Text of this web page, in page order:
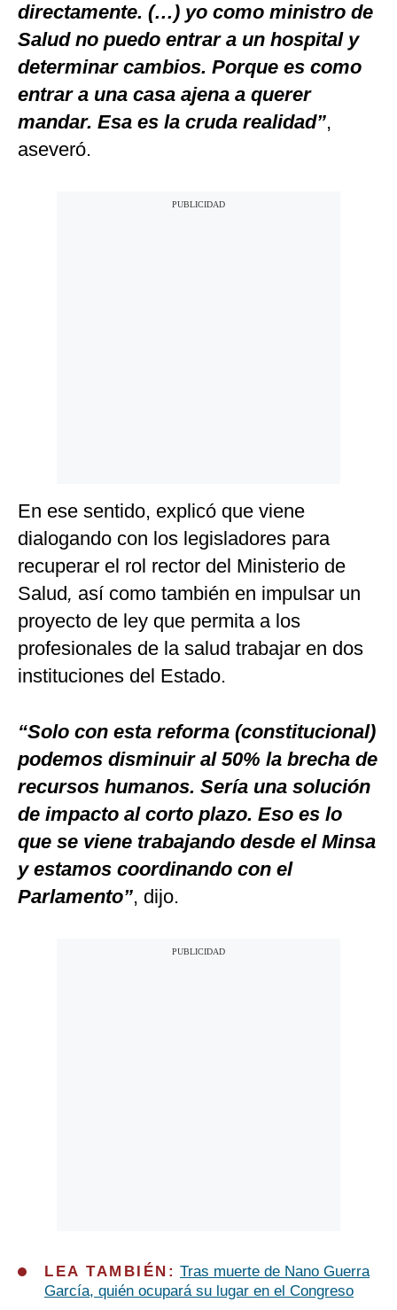
directamente. (…) yo como ministro de
Salud no puedo entrar a un hospital y
determinar cambios. Porque es como
entrar a una casa ajena a querer
mandar. Esa es la cruda realidad”,
aseveró.
En ese sentido, explicó que viene
dialogando con los legisladores para
recuperar el rol rector del Ministerio de
Salud, así como también en impulsar un
proyecto de ley que permita a los
profesionales de la salud trabajar en dos
instituciones del Estado.
“Solo con esta reforma (constitucional)
podemos disminuir al 50% la brecha de
recursos humanos. Sería una solución
de impacto al corto plazo. Eso es lo
que se viene trabajando desde el Minsa
y estamos coordinando con el
Parlamento”, dijo.
LEA TAMBIÉN: Tras muerte de Nano Guerra
García, quién ocupará su lugar en el Congreso